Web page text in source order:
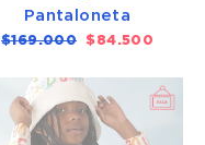
Pantaloneta
Precio
$169.000 Precio
oferta
$84.500